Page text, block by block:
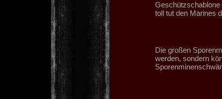
Geschützschablone
toll tut den Marines
Die großen
werden, sondern